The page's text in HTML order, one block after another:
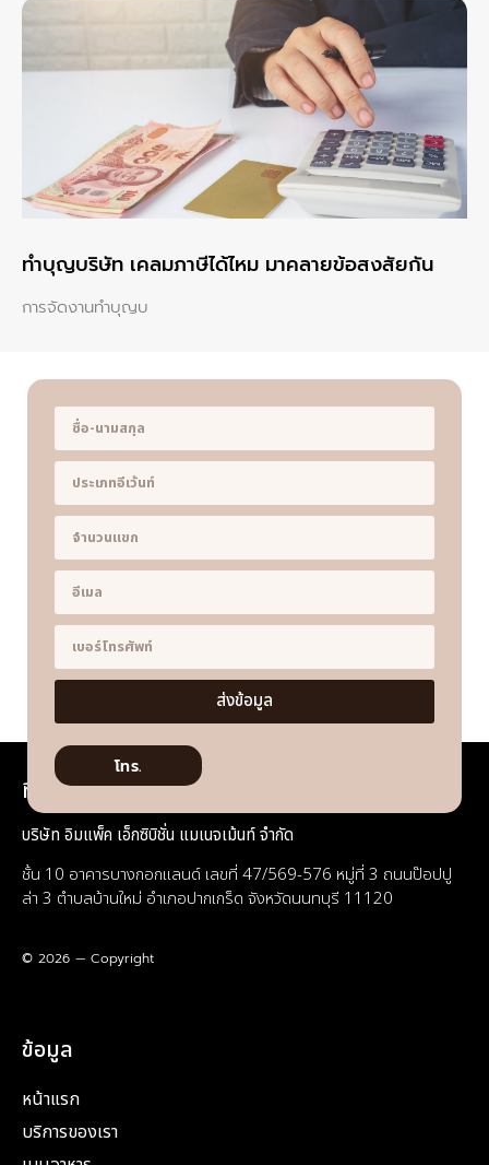
ทําบุญบริษัท เคลมภาษีได้ไหม มาคลายข้อสงสัยกัน
การจัดงานทำบุญบ
ส่งข้อมูล
โทร.
ที่อยู่
บริษัท อิมแพ็ค เอ็กซิบิชั่น แมเนจเม้นท์ จำกัด
ชั้น 10 อาคารบางกอกแลนด์ เลขที่ 47/569-576 หมู่ที่ 3 ถนนป๊อปปู
ล่า 3 ตำบลบ้านใหม่ อำเภอปากเกร็ด จังหวัดนนทบุรี 11120
© 2026 — Copyright
ข้อมูล
หน้าแรก
บริการของเรา